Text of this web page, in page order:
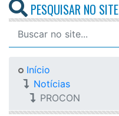
PESQUISAR NO SITE
Início
Notícias
PROCON